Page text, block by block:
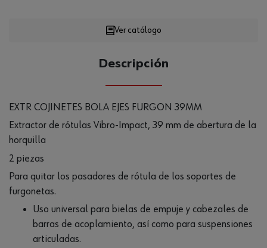
Ver catálogo
Descripción
EXTR COJINETES BOLA EJES FURGON 39MM
Extractor de rótulas Vibro-Impact, 39 mm de abertura de la
horquilla
2 piezas
Para quitar los pasadores de rótula de los soportes de
furgonetas.
Uso universal para bielas de empuje y cabezales de
barras de acoplamiento, así como para suspensiones
articuladas.